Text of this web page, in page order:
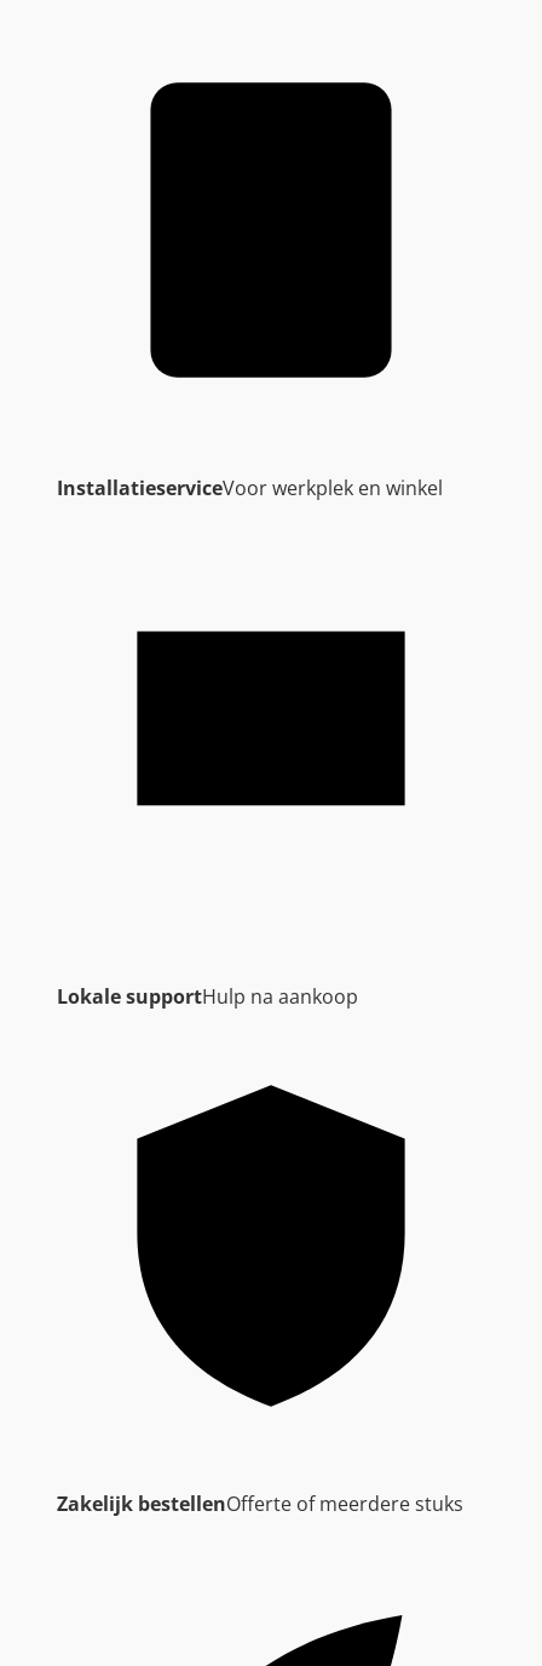
InstallatieserviceVoor werkplek en winkel
Lokale supportHulp na aankoop
Zakelijk bestellenOfferte of meerdere stuks